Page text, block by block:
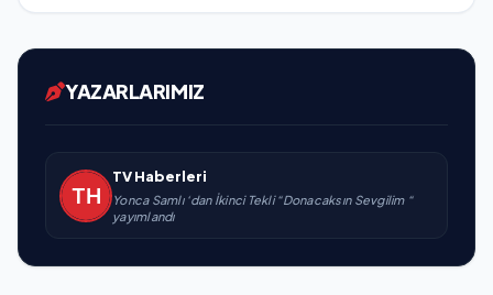
YAZARLARIMIZ
TV Haberleri
Yonca Samlı ‘dan İkinci Tekli “Donacaksın Sevgilim “
yayımlandı